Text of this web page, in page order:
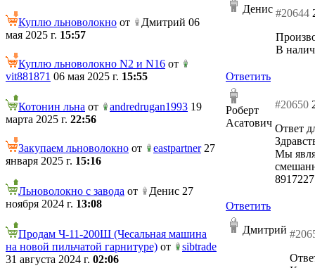
Куплю льноволокно от
Дмитрий 06
мая 2025 г. 15:57
Куплю льноволокно N2 и N16 от
vit881871 06 мая 2025 г. 15:55
Котонин льна от andredrugan1993 19
марта 2025 г. 22:56
Закупаем льноволокно от eastpartner27
января 2025 г. 15:16
Льноволокно с завода от
Денис 27
ноября 2024 г. 13:08
Продам Ч-11-200Ш (Чесальная машина
на новой пильчатой гарнитуре) от
sibtrade
31 августа 2024 г. 02:06
Денис #20644
В
Ответить
Роберт
Асатович
#20650
Ответ
Мы
Ответить
Дмитрий